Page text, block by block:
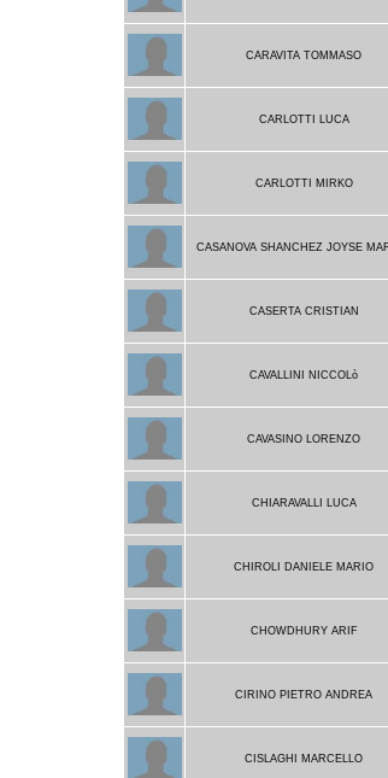
CARAVITA TOMMASO
CARLOTTI LUCA
CARLOTTI MIRKO
CASANOVA SHANCHEZ JOYSE
CASERTA CRISTIAN
CAVALLINI NICCOLò
CAVASINO LORENZO
CHIARAVALLI LUCA
CHIROLI DANIELE MARIO
CHOWDHURY ARIF
CIRINO PIETRO ANDREA
CISLAGHI MARCELLO